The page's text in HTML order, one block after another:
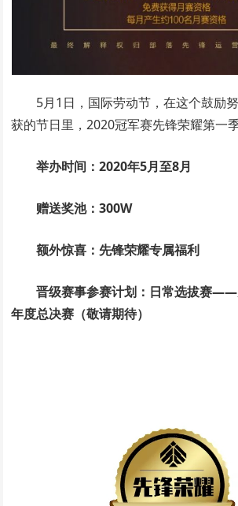
5月1日，国际劳动节，在这个鼓励
获的节日里，2020冠军赛先锋荣耀第一
举办时间：2020年5月至8月
赠送奖池：300W
额外惊喜：先锋荣耀专属福利
晋级赛事参赛计划：日常选拔
年度总决赛（敬请期待）